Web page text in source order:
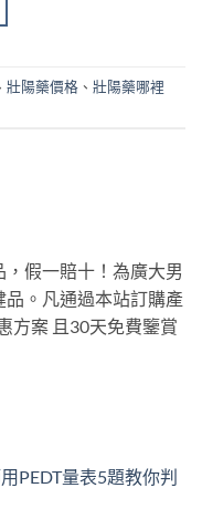
壯陽藥價格 、 壯陽藥哪裡
假一賠十！為廣大男
。凡通過本站訂購產
方案 且30天免費鑒賞
PEDT量表5題教你判